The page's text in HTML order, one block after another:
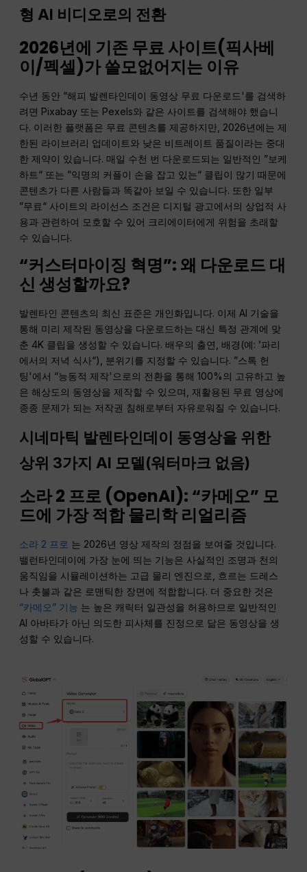
형 AI 비디오로의 전환
2026년에 기존 무료 사이트(픽사베
이/펙셀)가 쓸모없어지는 이유
수년 동안 “해피 발렌타인데이 동영상 무료 다운로드'를 검색하
려면 Pixabay 또는 Pexels와 같은 사이트를 검색해야 했습니
다. 이러한 플랫폼은 무료 콘텐츠를 제공하지만, 2026년에는 제
한된 라이브러리 업데이트와 낮은 비트레이트 품질이라는 중대
한 제약이 있습니다. 매일 수천 번 다운로드되는 일반적인 ”보케
하트“ 또는 ”익명의 커플이 손을 잡고 있는“ 클립이 많기 때문에
콘텐츠가 다른 사람들과 똑같아 보일 수 있습니다. 또한 일부
”무료“ 사이트의 라이선스 조건은 디지털 광고에서의 상업적 사
용과 관련하여 모호할 수 있어 크리에이터에게 위험을 초래할
수 있습니다.
“커스터마이징 혁명”: 왜 다운로드 대
신 생성할까요?
발렌타인 콘텐츠의 최신 표준은 개인화입니다. 이제 AI 기술을
통해 미리 제작된 동영상을 다운로드하는 대신 특정 관계에 맞
춘 4K 클립을 생성할 수 있습니다. 배우의 출연, 배경(예: ’파리
에서의 저녁 식사“), 분위기를 지정할 수 있습니다. ”스톡 헌
팅'에서 “능동적 제작'으로의 전환을 통해 100%의 고유하고 높
은 해상도의 동영상을 제작할 수 있으며, 재활용된 무료 영상에
종종 문제가 되는 저작권 침해로부터 자유로워질 수 있습니다.
시네마틱 발렌타인데이 동영상을 위한
상위 3가지 AI 모델(워터마크 없음)
소라 2 프로 (OpenAI): “카메오” 모
드에 가장 적합물리학리얼리즘
소라 2 프로 는 2026년 영상 제작의 정점을 보여줄 것입니다.
밸런타인데이에 가장 눈에 띄는 기능은 사실적인 조명과 천의
움직임을 시뮬레이션하는 고급 물리 엔진으로, 흐르는 드레스
나 촛불과 같은 로맨틱한 장면에 적합합니다. 더 중요한 것은
“카메오” 기능 는 높은 캐릭터 일관성을 허용하므로 일반적인
AI 아바타가 아닌 의도한 피사체를 진정으로 닮은 동영상을 생
성할 수 있습니다.